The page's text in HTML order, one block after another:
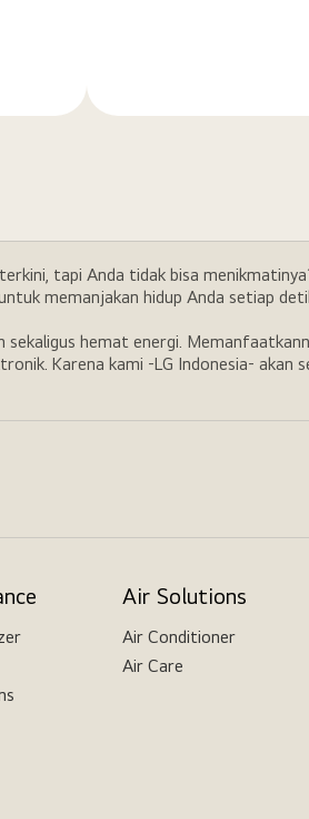
tapi Anda tidak bisa
memanjakan hidup Anda setiap
hemat energi.
Karena kami -LG Indonesia-
Air Solutions
Air Conditioner
Air Care